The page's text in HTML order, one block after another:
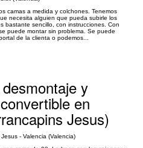
camas a medida y colchones. Tenemos
necesita alguien que pueda subirle los
bastante sencillo, con instrucciones. Con
puede montar sin problema. Se puede
de la clienta o podemos...
y
en
Jesus)
- Valencia (Valencia)